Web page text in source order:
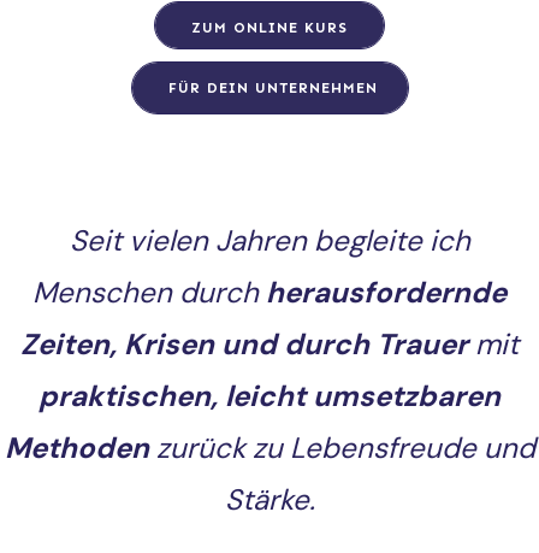
ZUM ONLINE KURS
FÜR DEIN UNTERNEHMEN
Seit vielen Jahren begleite ich
Menschen durchherausfordernde
Zeiten, Krisen und durch Trauermit
praktischen, leicht umsetzbaren
Methodenzurück zu Lebensfreude und
Stärke.